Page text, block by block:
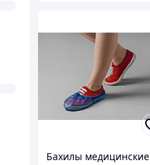
Бахилы медицинские